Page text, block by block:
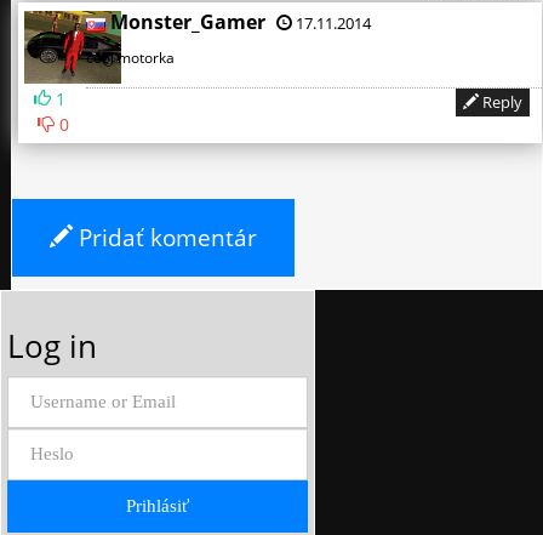
1
0
Monster_Gamer 17.11.2014
cool motorka
Reply
Pridať komentár
Log in